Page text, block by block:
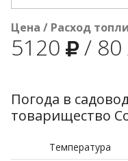
Цена / Расход
5120 / 80
Погода в
товарищество
Температура